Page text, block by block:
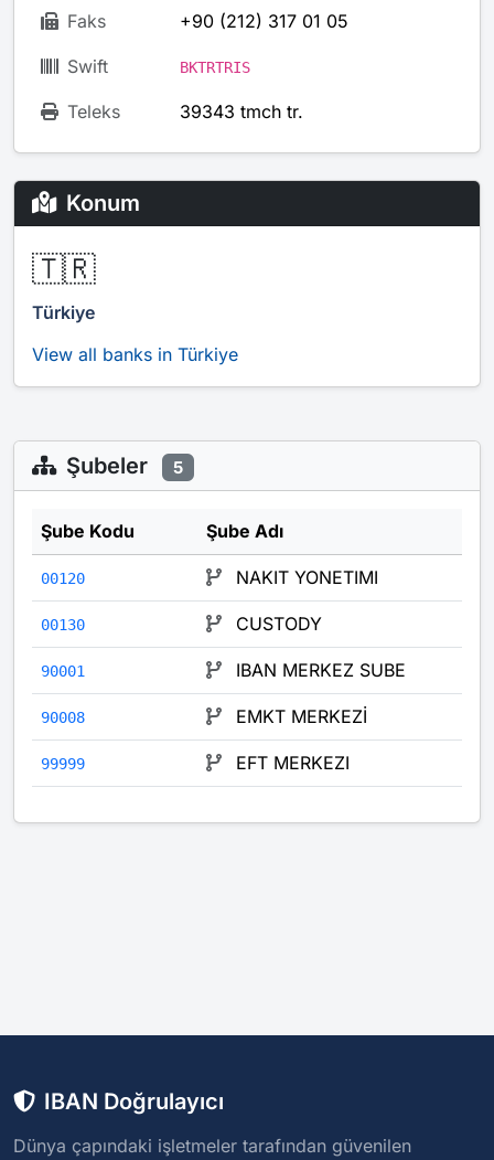
Faks +90 (212) 317 01 05
Swift BKTRTRIS
Teleks 39343 tmch tr.
Konum
🇹🇷
Türkiye
View all banks in Türkiye
Şubeler 5
Şube Kodu Şube Adı
00120 NAKIT YONETIMI
00130 CUSTODY
90001 IBAN MERKEZ SUBE
90008 EMKT MERKEZİ
99999 EFT MERKEZI
IBAN Doğrulayıcı
Dünya çapındaki işletmeler tarafından güvenilen